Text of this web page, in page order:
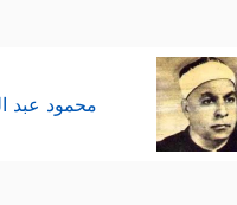
محمود عبد